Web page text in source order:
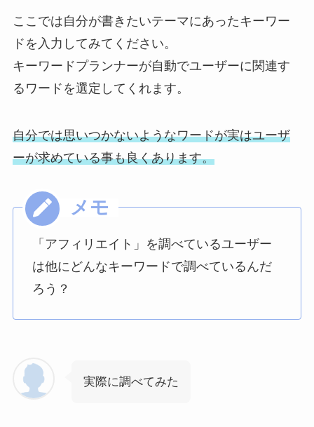
ここでは自分が書きたいテーマにあったキーワー
ドを入力してみてください。
キーワードプランナーが自動でユーザーに関連す
るワードを選定してくれます。
自分では思いつかないようなワードが実はユーザ
ーが求めている事も良くあります。
「アフィリエイト」を調べているユーザー
は他にどんなキーワードで調べているんだ
ろう？
実際に調べてみた